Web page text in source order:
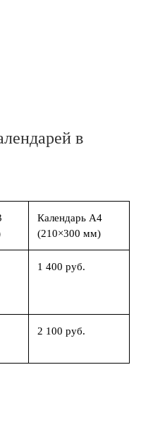
в
Календарь А4
(210×300 мм)
1 400 руб.
2 100 руб.